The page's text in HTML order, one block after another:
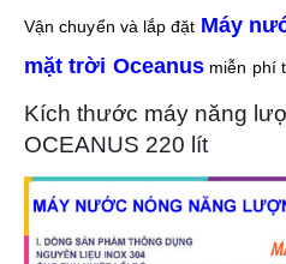
Vận chuyển và lắp đặt Máy
mặt trời Oceanus miễn phí
Kích thước máy năng
OCEANUS 220 lít